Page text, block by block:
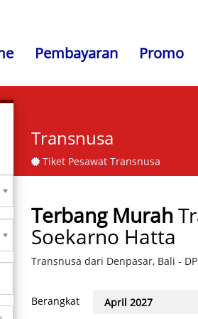
Pembayaran Promo
Transnusa
Tiket Pesawat Transnusa
Terbang Murah
Soekarno Hatta
Transnusa dari Denpasar, Bali -
Berangkat